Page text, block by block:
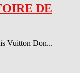
DE
Vuitton Don...